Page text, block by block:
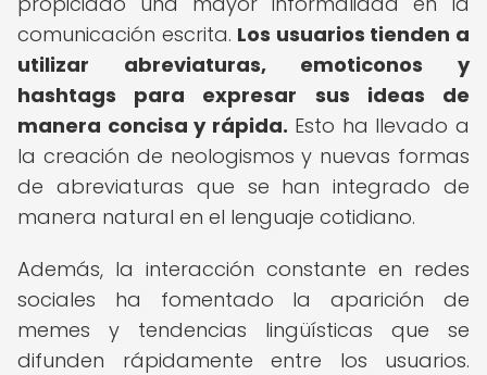
comunicación escrita. Los usuarios tienden a
utilizar abreviaturas, emoticonos y
hashtags para expresar sus ideas de
manera concisa y rápida. Esto ha llevado a
la creación de neologismos y nuevas formas
de abreviaturas que se han integrado de
manera natural en el lenguaje cotidiano.
Además, la interacción constante en redes
sociales ha fomentado la aparición de
memes y tendencias lingüísticas que se
difunden rápidamente entre los usuarios.